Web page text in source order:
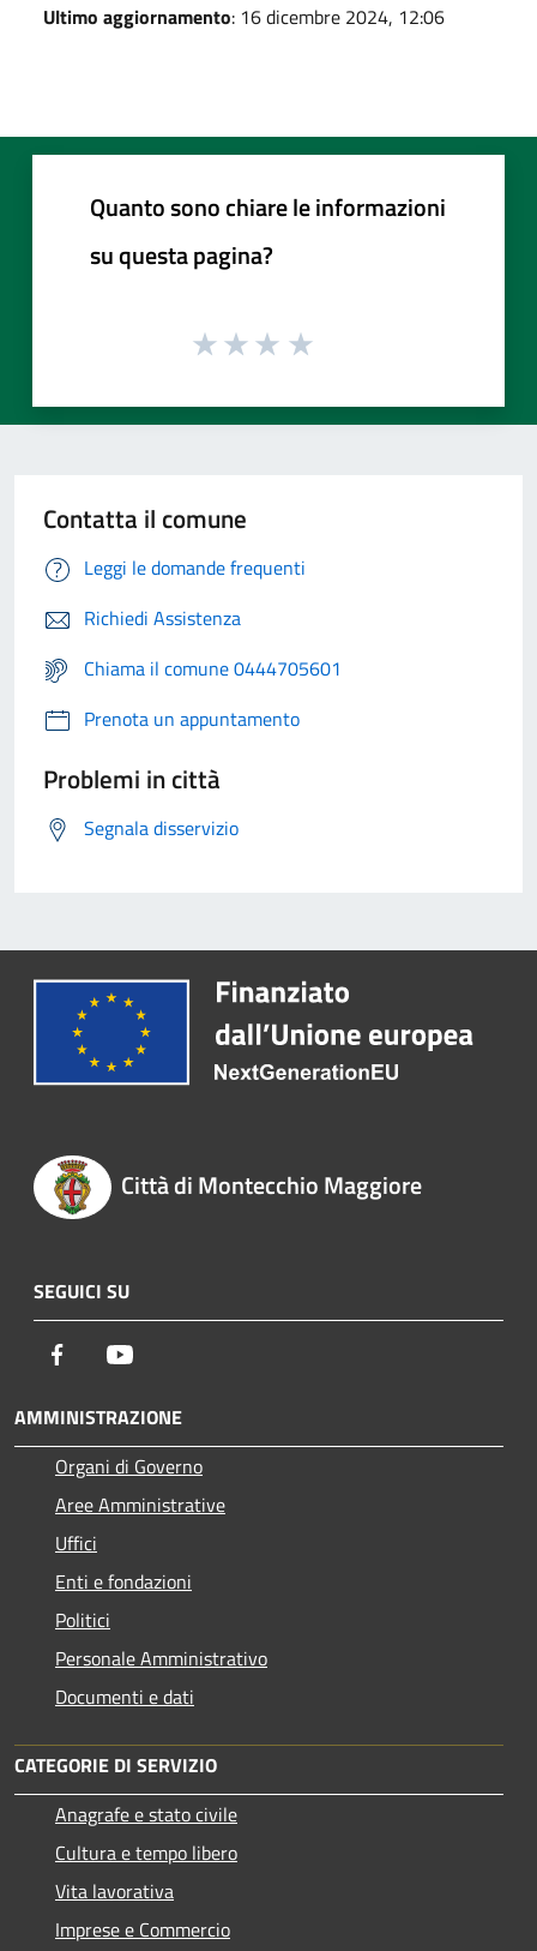
Ultimo aggiornamento: 16 dicembre 2024, 12:06
Quanto sono chiare le informazioni
su questa pagina?
Contatta il comune
Leggi le domande frequenti
Richiedi Assistenza
Chiama il comune 0444705601
Prenota un appuntamento
Problemi in città
Segnala disservizio
Città di Montecchio Maggiore
SEGUICI SU
Facebook
AMMINISTRAZIONE
Organi di Governo
Aree Amministrative
Uffici
Enti e fondazioni
Politici
Personale Amministrativo
Documenti e dati
CATEGORIE DI SERVIZIO
Anagrafe e stato civile
Cultura e tempo libero
Vita lavorativa
Imprese e Commercio